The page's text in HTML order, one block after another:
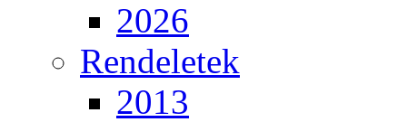
2026
Rendeletek
2013